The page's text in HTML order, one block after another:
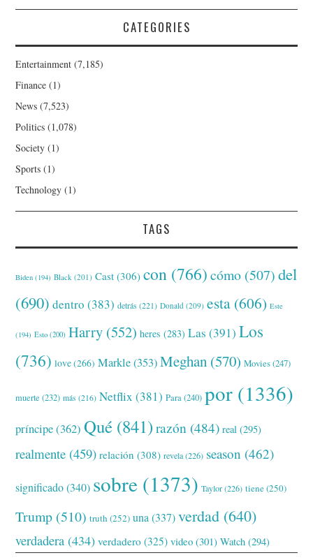
CATEGORIES
Entertainment (7,185)
Finance (1)
News (7,523)
Politics (1,078)
Society (1)
Sports (1)
Technology (1)
TAGS
Biden (194) Black (201) Cast (306) con (766) cómo (507) del
(690) dentro (383) detrás (221) Donald (209) esta (606) Este
(194) Esto (200) Harry (552) heres (283) Las (391) Los
(736) love(266) Markle(353) Meghan (570) Movies(247)
muerte (232) más (216) Netflix (381) Para(240) por (1336)
príncipe(362) Qué (841) razón (484) real (295)
realmente (459) relación (308) revela(226) season (462)
significado(340) sobre (1373) Taylor(226) tiene(250)
Trump (510) truth (252) una (337) verdad (640)
verdadera (434) verdadero (325) video (301) Watch (294)